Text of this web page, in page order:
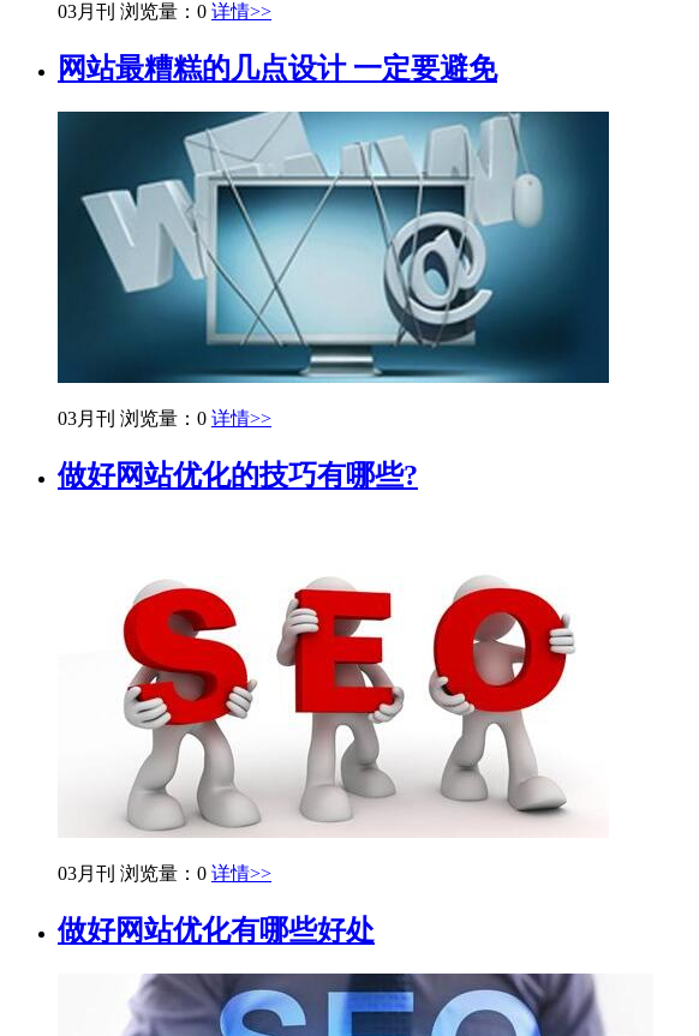
03月刊 浏览量：0 详情>>
网站最糟糕的几点设计 一定要避免
03月刊 浏览量：0 详情>>
做好网站优化的技巧有哪些?
03月刊 浏览量：0 详情>>
做好网站优化有哪些好处